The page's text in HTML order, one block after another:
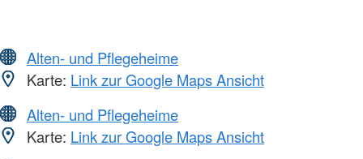
Alten- und Pflegeheime
Karte: Link zur Google Maps Ansicht
Alten- und Pflegeheime
Karte: Link zur Google Maps Ansicht